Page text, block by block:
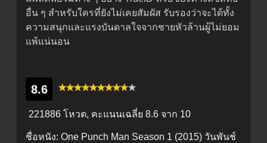
อื่น ๆ สำหรับใครที่ยังไม่เคยสัมผัส รับรองว่าจะได้ทั้ง
ความสนุกและแรงบันดาลใจจากชายหัวล้านผู้ไม่ยอม
แพ้แน่นอน
8.6
221886 โหวต, คะแนนเฉลี่ย 8.6 จาก 10
ชื่อหนัง: One Punch Man Season 1 (2015) วันพันช์